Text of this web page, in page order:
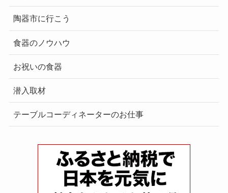
陶器市に行こう
食器のノウハウ
お祝いの食器
潜入取材
テーブルコーディネーターのお仕事